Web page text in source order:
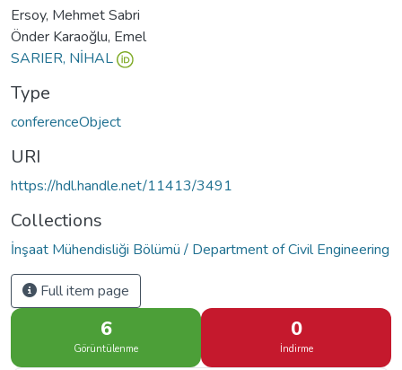
Ersoy, Mehmet Sabri
Önder Karaoğlu, Emel
SARIER, NİHAL
Type
conferenceObject
URI
https://hdl.handle.net/11413/3491
Collections
İnşaat Mühendisliği Bölümü / Department of Civil Engineering
Full item page
6
Görüntülenme
0
İndirme